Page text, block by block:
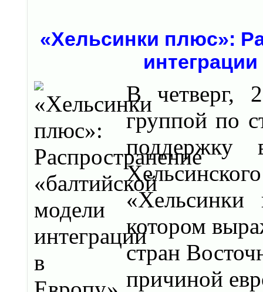
«Хельсинки плюс»:
В четверг,
группой по
поддержку
котором
стрaн
причиной